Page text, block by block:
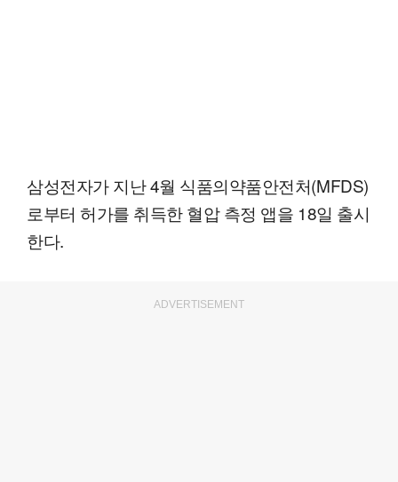
삼성전자가 지난 4월 식품의약품안전처(MFDS)
로부터 허가를 취득한 혈압 측정 앱을 18일 출시
한다.
ADVERTISEMENT